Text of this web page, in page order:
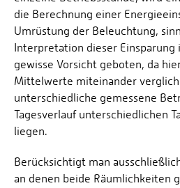
die Berechnung einer
Umrüstung der Beleuchtung,
Interpretation dieser
gewisse Vorsicht geboten, da
Mittelwerte miteinander
unterschiedliche gemessene
Tagesverlauf unterschiedlichen
liegen.
Berücksichtigt man
an denen beide Räumlichkeiten